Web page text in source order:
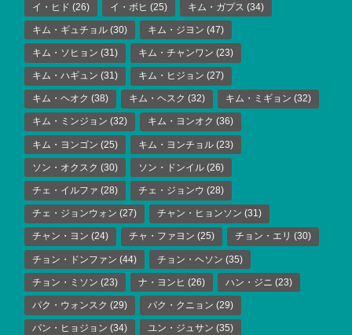
イ・ヒド (26) イ・ボヒ (25) キム・ガプス (34)
キム・ギュチョル (30) キム・ジヨン (47)
キム・ソヒョン (31) キム・チャンワン (23)
キム・ハギュン (31) キム・ヒジョン (27)
キム・ヘオク (38) キム・ヘスク (32) キム・ミギョン (32)
キム・ミンジョン (32) キム・ヨンオク (36)
キム・ヨンゴン (25) キム・ヨンチョル (23)
ソン・オクスク (30) ソン・ドンイル (26)
チェ・イルファ (28) チェ・ジョンウ (28)
チェ・ジョンウォン (27) チャン・ヒョンソン (31)
チャン・ヨン (24) チャ・ファヨン (25) チョン・エリ (30)
チョン・ドンファン (44) チョン・ヘソン (35)
チョン・ミソン (23) ナ・ヨンヒ (26) ハン・ジニ (23)
パク・ウォンスク (29) パク・クニョン (29)
パン・ヒョジョン (34) ユン・ジュサン (35)